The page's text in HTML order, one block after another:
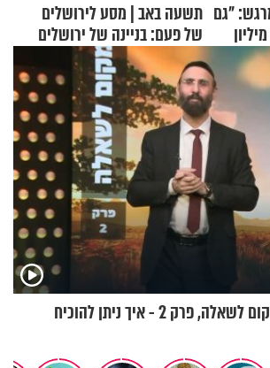
"גם תשעה באב | מסע לירושלים
של פעם: בניינה של ירושלים
הרב רפאל אוחיון: מקום לשאלה, פרק 2 - איך ניתן להוכיח